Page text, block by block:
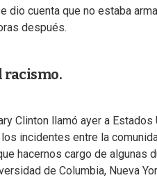
cuenta que no estaba
después.
racismo.
Clinton llamó ayer a
incidentes entre la
hacernos cargo de
de Columbia, Nueva